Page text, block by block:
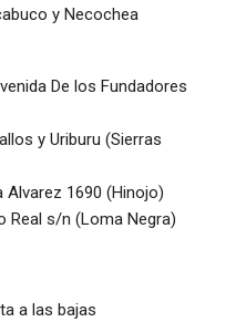
y Necochea
De los Fundadores
y Uriburu (Sierras
Alvarez 1690 (Hinojo)
Real s/n (Loma Negra)
a las bajas